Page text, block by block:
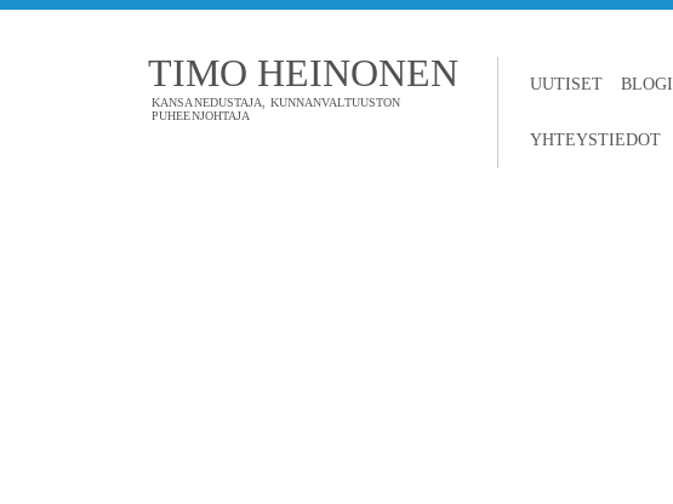
TIMO HEINONEN
KANSANEDUSTAJA, KUNNANVALTUUSTON
PUHEENJOHTAJA
UUTISET BLOGI
YHTEYSTIEDOT